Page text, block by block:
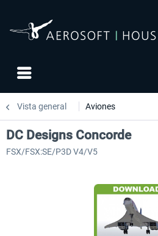
Vista general Aviones
DC Designs Concorde
FSX/FSX:SE/P3D V4/V5